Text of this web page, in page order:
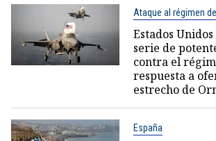
Ataque al régimen
Estados
serie de
contra el
respuesta a
estrecho de
España